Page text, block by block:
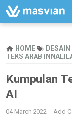
HOME DESAIN
TEKS ARAB
Kumpulan
AI
04 March 2022 Add